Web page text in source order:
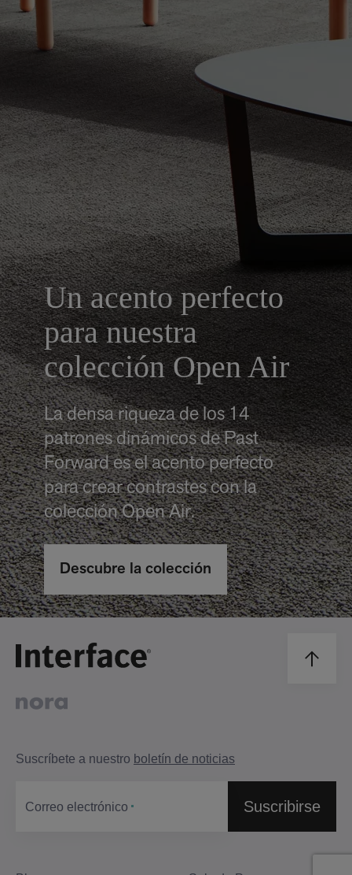
Un acento perfecto
para nuestra
colección Open Air
La densa riqueza de los 14
patrones dinámicos de Past
Forward es el acento perfecto
para crear contrastes con la
colección Open Air.
Descubre la colección
Suscríbete a nuestro boletín de noticias
Correo electrónico Suscribirse